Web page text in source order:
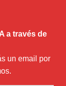
a través de
un email por